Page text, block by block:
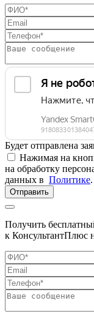
Будет отправлена
Нажимая на
на обработку
данных в Политике.
Отправить
Получить
к КонсультантПлюс